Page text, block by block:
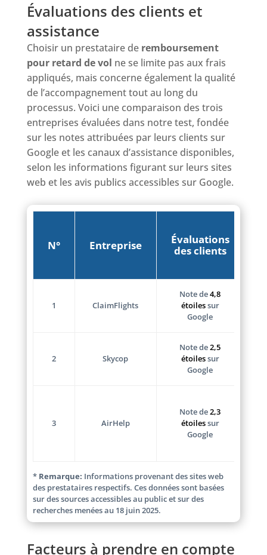
Évaluations des clients et
assistance
Choisir un prestataire de remboursement
pour retard de vol ne se limite pas aux frais
appliqués, mais concerne également la qualité
de l’accompagnement tout au long du
processus. Voici une comparaison des trois
entreprises évaluées dans notre test, fondée
sur les notes attribuées par leurs clients sur
Google et les canaux d’assistance disponibles,
selon les informations figurant sur leurs sites
web et les avis publics accessibles sur Google.
N° Entreprise
Évaluations
des clients
1 ClaimFlights
Note de4,8
étoilessur
Google
2 Skycop
Note de2,5
étoilessur
Google
3 AirHelp
Note de2,3
étoilessur
Google
* Remarque: Informations provenant des sites web
des prestataires respectifs. Ces données sont basées
sur des sources accessibles au public et sur des
recherches menées au 18 juin 2025.
Facteurs à prendre en compte